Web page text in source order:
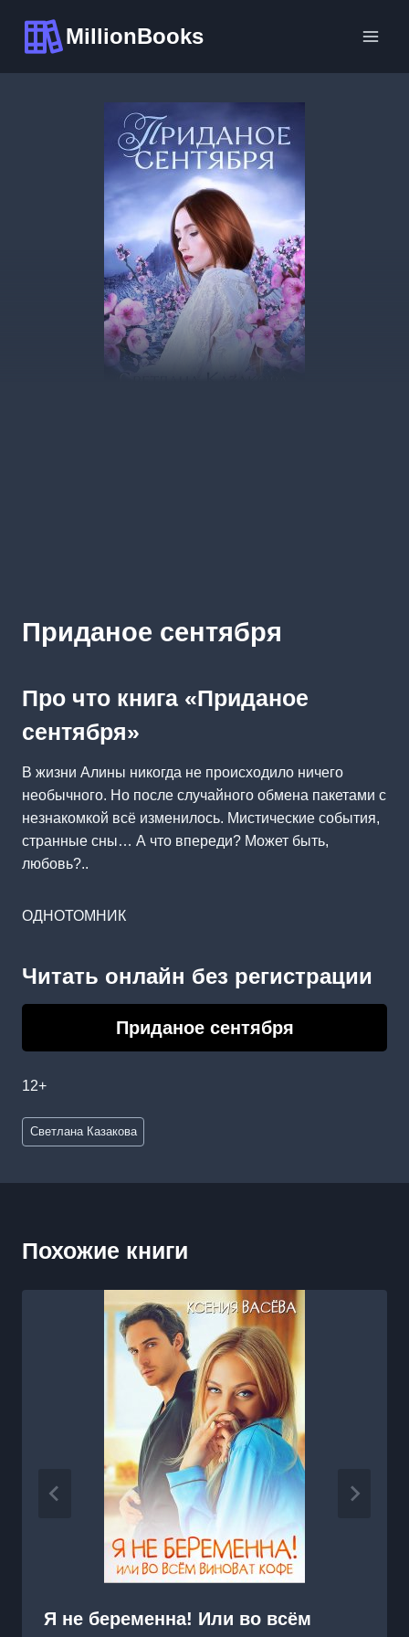
содержимому
MillionBooks
Приданое сентября
Про что книга «Приданое
сентября»
В жизни Алины никогда не происходило ничего
необычного. Но после случайного обмена пакетами с
незнакомкой всё изменилось. Мистические события,
странные сны… А что впереди? Может быть,
любовь?..
ОДНОТОМНИК
Читать онлайн без регистрации
Приданое сентября
12+
Метки
записи:
Светлана Казакова
Похожие книги
Я не беременна! Или во всём